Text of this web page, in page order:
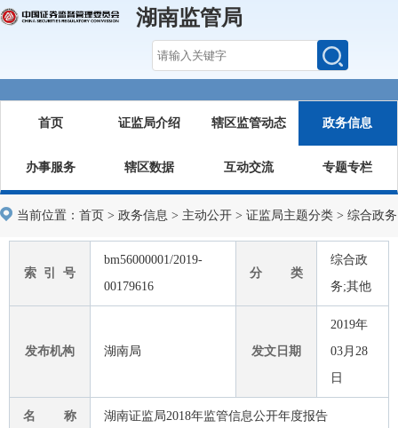
湖南监管局
首页 证监局介绍 辖区监管动态 政务信息
办事服务 辖区数据 互动交流 专题专栏
当前位置： 首页 > 政务信息 > 主动公开 > 证监局主题分类 > 综合政务
索 引 号
bm56000001/2019-
00179616
分 类
综合政
务;其他
发布机构 湖南局 发文日期
2019年
03月28
日
名 称 湖南证监局2018年监管信息公开年度报告